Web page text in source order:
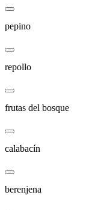
pepino
repollo
frutas del bosque
calabacín
berenjena